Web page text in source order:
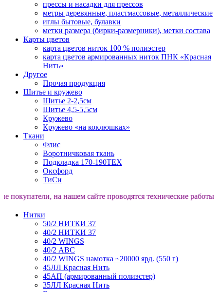
прессы и насадки для прессов
метры деревянные, пластмассовые, металлические
иглы бытовые, булавки
метки размера (бирки-размерники), метки состава
Карты цветов
карта цветов ниток 100 % полиэстер
карта цветов армированных ниток ПНК «Красная
Нить»
Другое
Прочая продукция
Шитье и кружево
Шитье 2-2,5см
Шитье 4,5-5,5см
Кружево
Кружево «на коклюшках»
Ткани
Флис
Воротничковая ткань
Подкладка 170-190TEX
Оксфорд
ТиСи
на нашем сайте проводятся технические работы.
Нитки
50/2 НИТКИ 37
40/2 НИТКИ 37
40/2 WINGS
40/2 АВС
40/2 WINGS намотка ~20000 ярд. (550 г)
45ЛЛ Красная Нить
45АП (армированный полиэстер)
35ЛЛ Красная Нить